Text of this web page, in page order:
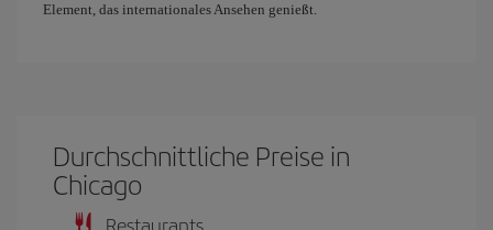
Element, das internationales Ansehen genießt.
Durchschnittliche Preise in
Chicago
Restaurants